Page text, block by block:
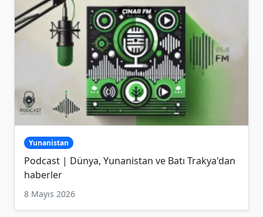
Yunanistan
Podcast | Dünya, Yunanistan ve Batı Trakya'dan
haberler
8 Mayıs 2026